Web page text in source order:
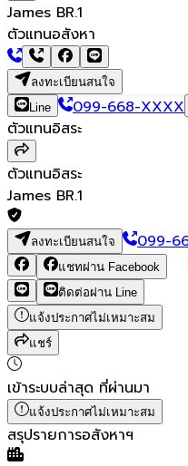
James BR.1
ตัวแทนอสังหา
ลงทะเบียนสนใจ
Line
099-668-XXXX
ตัวแทนอิสระ
ตัวแทนอิสระ
James BR.1
ลงทะเบียนสนใจ 099-
แชทผ่าน Facebook
ติดต่อผ่าน Line
แจ้งประกาศไม่เหมาะสม
แชร์
เข้าระบบล่าสุด ที่ผ่านมา
แจ้งประกาศไม่เหมาะสม
สรุปรายการอสังหาฯ